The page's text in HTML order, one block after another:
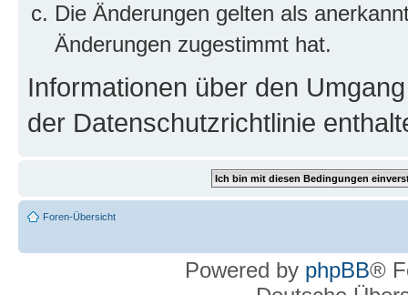
Die Änderungen gelten als
Änderungen zugestimmt hat.
Informationen über den
der Datenschutzrichtlinie
Foren-Übersicht
Powered by phpBB®